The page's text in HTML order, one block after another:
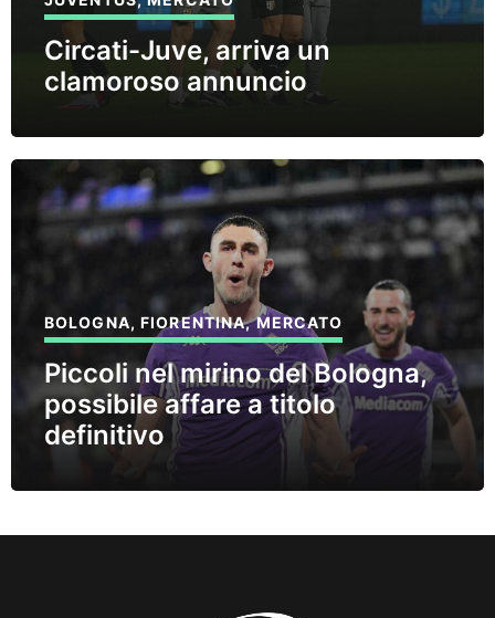
Circati-Juve, arriva un
clamoroso annuncio
BOLOGNA,FIORENTINA,MERCATO
Piccoli nel mirino del Bologna,
possibile affare a titolo
definitivo